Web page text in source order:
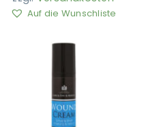
Auf die Wunschliste